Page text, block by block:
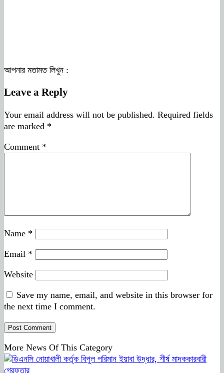
আপনার মতামত লিখুন :
Leave a Reply
Your email address will not be published. Required fields
are marked *
Comment *
Name *
Email *
Website
Save my name, email, and website in this browser for
the next time I comment.
More News Of This Category